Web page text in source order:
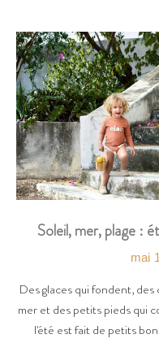
Soleil, mer, plage :
mai
Des glaces qui fondent,
mer et des petits pieds qui
l'été est fait de petits